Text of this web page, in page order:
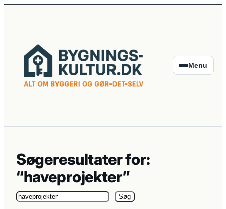
Menu
Søgeresultater for:
“haveprojekter”
Søg
Søg